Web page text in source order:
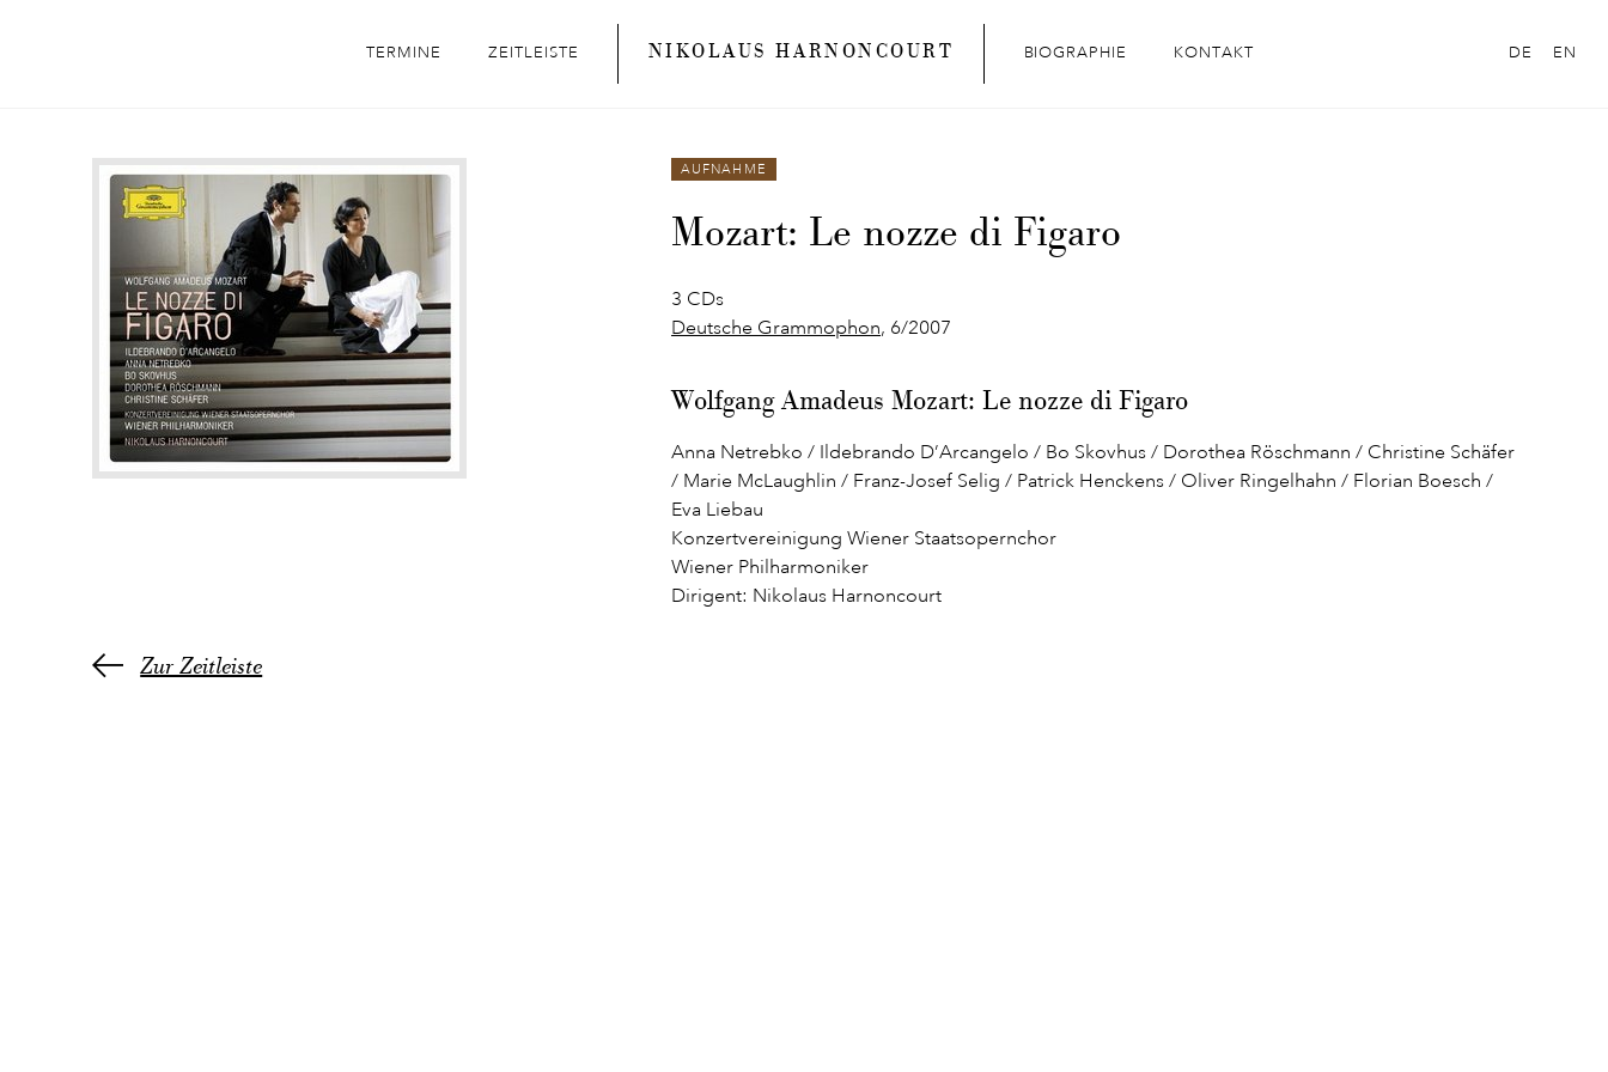
TERMINE ZEITLEISTE NIKOLAUS HARNONCOURT BIOGRAPHIE KONTAKT DE EN
AUFNAHME
Mozart: Le nozze di Figaro
3 CDs
Deutsche Grammophon, 6/2007
Wolfgang Amadeus Mozart: Le nozze di Figaro
Anna Netrebko / Ildebrando D’Arcangelo / Bo Skovhus / Dorothea Röschmann / Christine Schäfer
/ Marie McLaughlin / Franz-Josef Selig / Patrick Henckens / Oliver Ringelhahn / Florian Boesch /
Eva Liebau
Konzertvereinigung Wiener Staatsopernchor
Wiener Philharmoniker
Dirigent: Nikolaus Harnoncourt
Zur Zeitleiste